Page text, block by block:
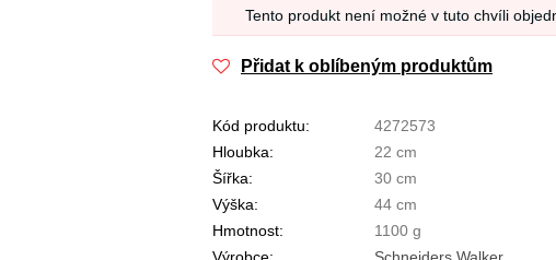
Tento produkt není možné v tuto chvíli
Přidat k oblíbeným produktům
Kód produktu:
4272573
Hloubka:
22 cm
Šířka:
30 cm
Výška:
44 cm
Hmotnost:
1100 g